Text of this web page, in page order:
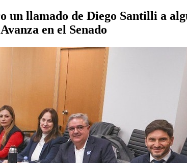
un llamado de Diego Santilli a
en el Senado